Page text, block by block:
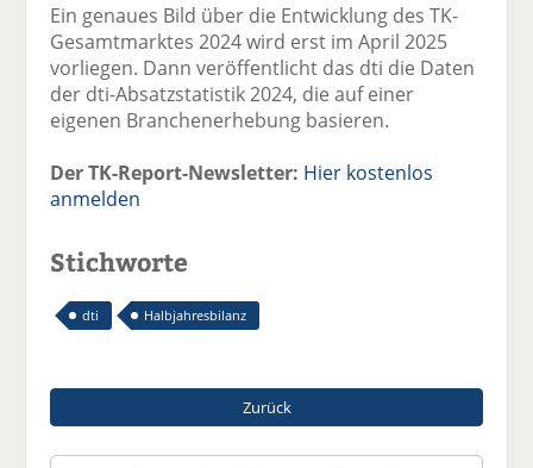
Ein genaues Bild über die Entwicklung des TK-
Gesamtmarktes 2024 wird erst im April 2025
vorliegen. Dann veröffentlicht das dti die Daten
der dti-Absatzstatistik 2024, die auf einer
eigenen Branchenerhebung basieren.
Der TK-Report-Newsletter: Hier kostenlos
anmelden
Stichworte
dti Halbjahresbilanz
Zurück